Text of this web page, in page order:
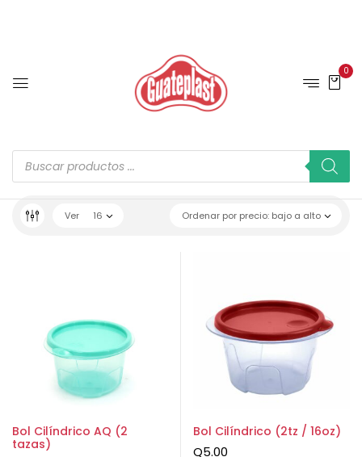
0
Ordenar por precio: bajo a alto
Ver 16
Bol Cilíndrico AQ (2
tazas)
Bol Cilíndrico (2tz / 16oz)
Q5.00